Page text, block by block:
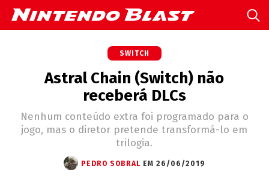
SWITCH
Astral Chain (Switch) não
receberá DLCs
Nenhum conteúdo extra foi programado para o
jogo, mas o diretor pretende transformá-lo em
trilogia.
PEDRO SOBRAL EM 26/06/2019